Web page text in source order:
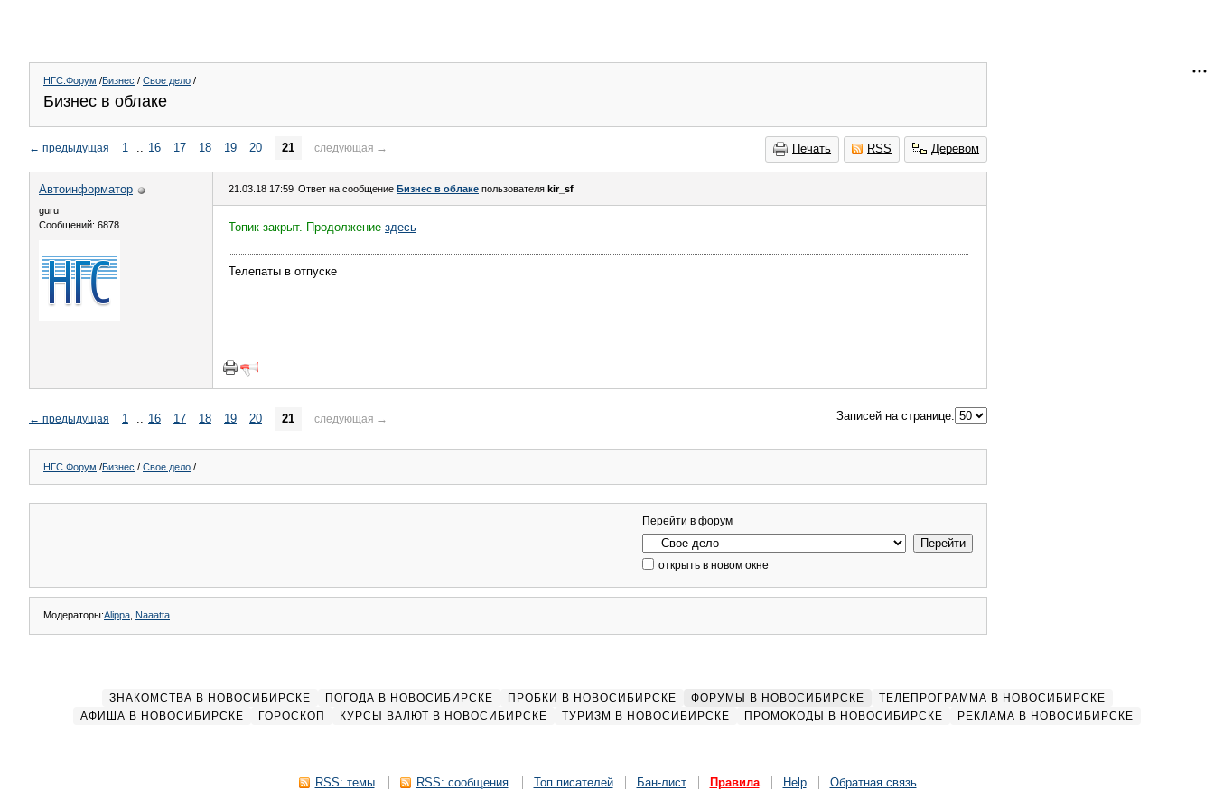
НГС.Форум /Бизнес / Свое дело /
Бизнес в облаке
Печать RSS Деревом
← предыдущая 1 .. 16 17 18 19 20 21 следующая →
Автоинформатор
guru
Сообщений: 6878
21.03.18 17:59 Ответ на сообщение Бизнес в облаке пользователя kir_sf
Топик закрыт. Продолжение здесь
Телепаты в отпуске
← предыдущая 1 .. 16 17 18 19 20 21 следующая → Записей на странице:
НГС.Форум /Бизнес / Свое дело /
Перейти в форум
открыть в новом окне
Модераторы:Alippa Naaatta
ЗНАКОМСТВА В НОВОСИБИРСКЕ ПОГОДА В НОВОСИБИРСКЕ ПРОБКИ В НОВОСИБИРСКЕ ФОРУМЫ В НОВОСИБИРСКЕ
ТЕЛЕПРОГРАММА В НОВОСИБИРСКЕ
АФИША В НОВОСИБИРСКЕ
ГОРОСКОП КУРСЫ ВАЛЮТ В НОВОСИБИРСКЕ ТУРИЗМ В НОВОСИБИРСКЕ ПРОМОКОДЫ В НОВОСИБИРСКЕ РЕКЛАМА В НОВОСИБИРСКЕ
RSS: темы RSS: сообщения Топ писателей Бан-лист Правила Help Обратная связь